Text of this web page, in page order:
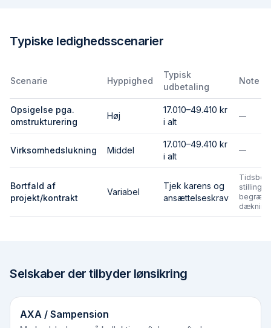
Typiske ledighedsscenarier
Scenarie Hyppighed
Typisk
udbetaling
Note
Opsigelse pga.
omstrukturering
Høj
17.010–49.410 kr
i alt
—
Virksomhedslukning Middel
17.010–49.410 kr
i alt
—
Bortfald af
projekt/kontrakt
Variabel
Tjek karens og
ansættelseskrav
dækning
Selskaber der tilbyder lønsikring
AXA / Sampension